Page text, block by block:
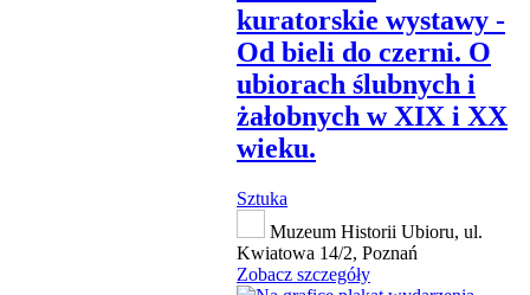
kuratorskie wystawy -
Od bieli do czerni. O
ubiorach ślubnych i
żałobnych w XIX i XX
wieku.
Sztuka
Muzeum Historii Ubioru, ul.
Kwiatowa 14/2, Poznań
Zobacz szczegóły